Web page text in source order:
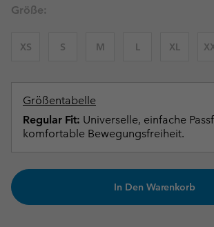
Größe:
XS S M L XL
Größentabelle
Regular Fit: Universelle, einfache
komfortable Bewegungsfreiheit.
In Den Warenkorb